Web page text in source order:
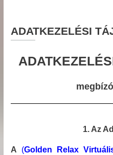
ADATKEZELÉSI
1. Az
A (Golden Relax